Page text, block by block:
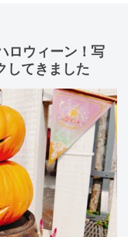
ロウィーン！写
してきました